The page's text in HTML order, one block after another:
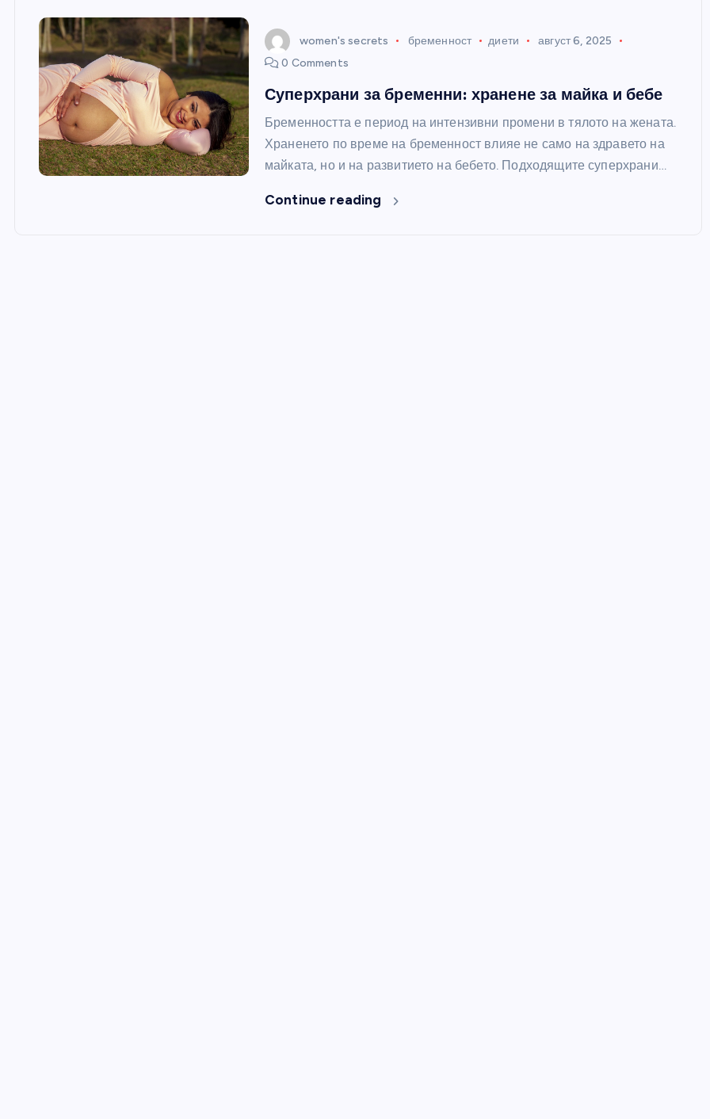
women's secrets бременност диети
август 6, 2025
0 Comments
Суперхрани за бременни: хранене за майка и бебе
Бременността е период на интензивни промени в тялото на жената.
Храненето по време на бременност влияе не само на здравето на
майката, но и на развитието на бебето. Подходящите суперхрани…
Continue reading